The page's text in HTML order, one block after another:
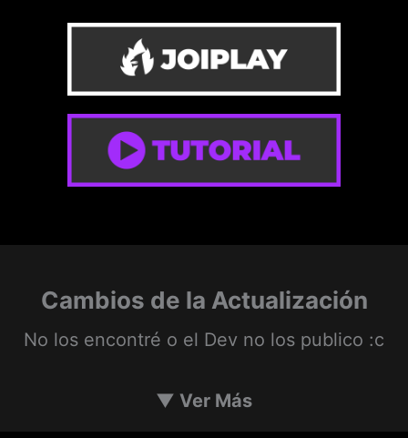
Cambios de la Actualización
No los encontré o el Dev no los publico :c
▼ Ver Más